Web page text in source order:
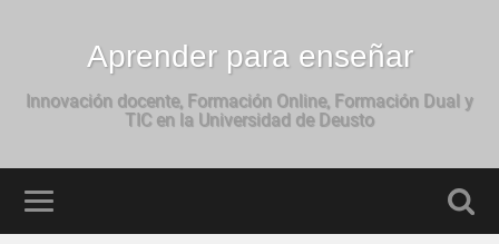
Aprender para enseñar
Innovación docente, Formación Online, Formación Dual y
TIC en la Universidad de Deusto